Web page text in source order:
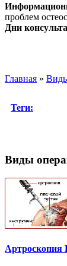
проблем
Дни
Главная »
Теги:
Виды
Артроскопия